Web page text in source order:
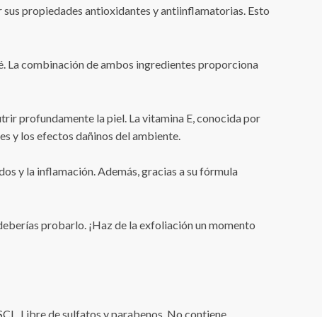
propiedades antioxidantes y antiinflamatorias. Esto
La combinación de ambos ingredientes proporciona
profundamente la piel. La vitamina E, conocida por
y los efectos dañinos del ambiente.
y la inflamación. Además, gracias a su fórmula
probarlo. ¡Haz de la exfoliación un momento
Libre de sulfatos y parabenos. No contiene